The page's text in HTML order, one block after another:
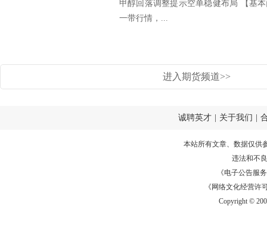
甲醇回落调整提示空单稳健布局 【基
一带行情，...
进入期货频道>>
诚聘英才 关于我们
本站所有文章、数据仅供
违法和不
《电子公告服务
《网络文化经营许
Copyright ©